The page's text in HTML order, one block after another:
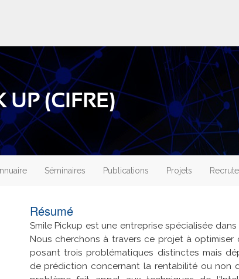
UP (CIFRE)
Séminaires Publications Projets
Résumé
Smile Pickup est une entreprise spécialisée
Nous cherchons à travers ce projet à
posant trois problématiques distinctes mais
deprédiction concernant la rentabilité ou non